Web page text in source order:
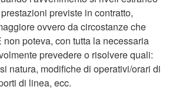
previste in contratto,
ovvero da circostanze che
non poteva, con tutta la necessaria
prevedere o risolvere quali:
natura, modifiche di operativi/orari di
di linea, ecc.